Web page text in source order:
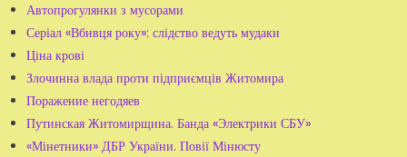
Автопрогулянки з мусорами
Серіал «Вбивця року»: слідство ведуть мудаки
Ціна крові
Злочинна влада проти підприємців Житомира
Поражение негодяев
Путинская Житомирщина. Банда «Электрики СБУ»
«Мінетники» ДБР України. Повії Мінюсту